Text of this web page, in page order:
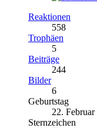
Reaktionen
558
Trophäen
5
Beiträge
244
Bilder
6
Geburtstag
22.
Sternzeichen